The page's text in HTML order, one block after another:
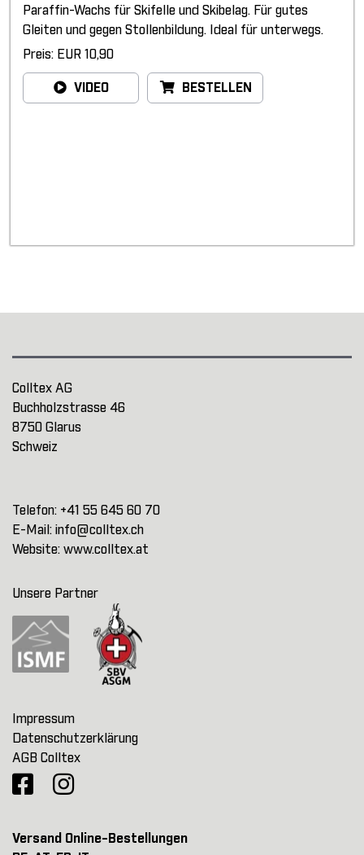
Paraffin-Wachs für Skifelle und Skibelag. Für gutes
Gleiten und gegen Stollenbildung. Ideal für unterwegs.
Preis: EUR 10,90
VIDEO BESTELLEN
Colltex AG
Buchholzstrasse 46
8750 Glarus
Schweiz
Telefon: +41 55 645 60 70
E-Mail: info@colltex.ch
Website: www.colltex.at
Unsere Partner
Impressum
Datenschutzerklärung
AGB Colltex
Versand Online-Bestellungen